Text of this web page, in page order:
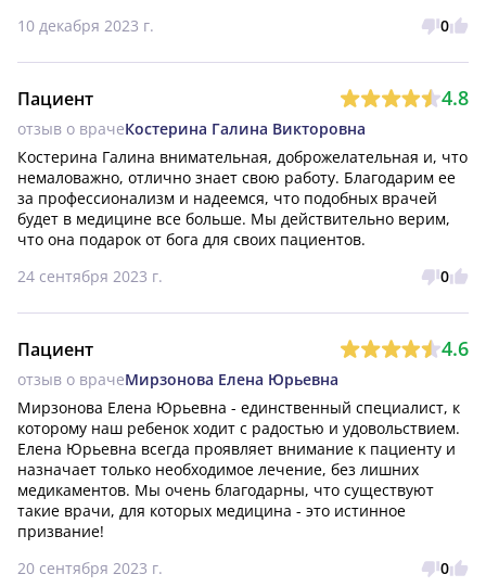
10 декабря 2023 г.
0
4.8
Пациент
отзыв о врачеКостерина Галина Викторовна
Костерина Галина внимательная, доброжелательная и, что
немаловажно, отлично знает свою работу. Благодарим ее
за профессионализм и надеемся, что подобных врачей
будет в медицине все больше. Мы действительно верим,
что она подарок от бога для своих пациентов.
24 сентября 2023 г.
0
4.6
Пациент
отзыв о врачеМирзонова Елена Юрьевна
Мирзонова Елена Юрьевна - единственный специалист, к
которому наш ребенок ходит с радостью и удовольствием.
Елена Юрьевна всегда проявляет внимание к пациенту и
назначает только необходимое лечение, без лишних
медикаментов. Мы очень благодарны, что существуют
такие врачи, для которых медицина - это истинное
призвание!
20 сентября 2023 г.
0